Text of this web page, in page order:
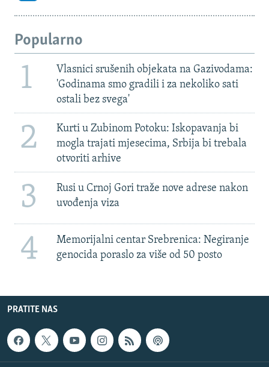
Popularno
1
Vlasnici srušenih objekata na Gazivodama:
'Godinama smo gradili i za nekoliko sati
ostali bez svega'
2
Kurti u Zubinom Potoku: Iskopavanja bi
mogla trajati mjesecima, Srbija bi trebala
otvoriti arhive
3
Rusi u Crnoj Gori traže nove adrese nakon
uvođenja viza
4
Memorijalni centar Srebrenica: Negiranje
genocida poraslo za više od 50 posto
PRATITE NAS